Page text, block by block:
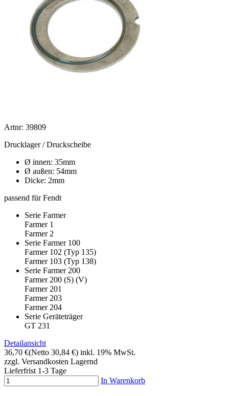
Artnr: 39809
Drucklager / Druckscheibe
Ø innen: 35mm
Ø außen: 54mm
Dicke: 2mm
passend für Fendt
Serie Farmer
Farmer 1
Farmer 2
Serie Farmer 100
Farmer 102 (Typ 135)
Farmer 103 (Typ 138)
Serie Farmer 200
Farmer 200 (S) (V)
Farmer 201
Farmer 203
Farmer 204
Serie Geräteträger
GT 231
Detailansicht
36,70 €(Netto 30,84 €) inkl. 19% MwSt.
zzgl. Versandkosten Lagernd
Lieferfrist 1-3 Tage
In Warenkorb